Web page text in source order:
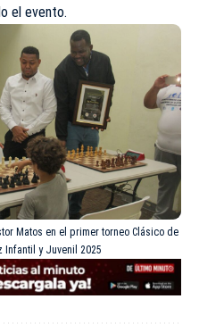
el evento.
Matos en el primer torneo Clásico de
Infantil y Juvenil 2025